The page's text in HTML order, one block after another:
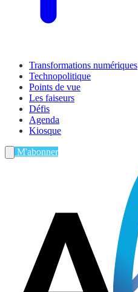
Transformations numériques
Technopolitique
Points de vue
Les faiseurs
Défis
Agenda
Kiosque
M'abonner